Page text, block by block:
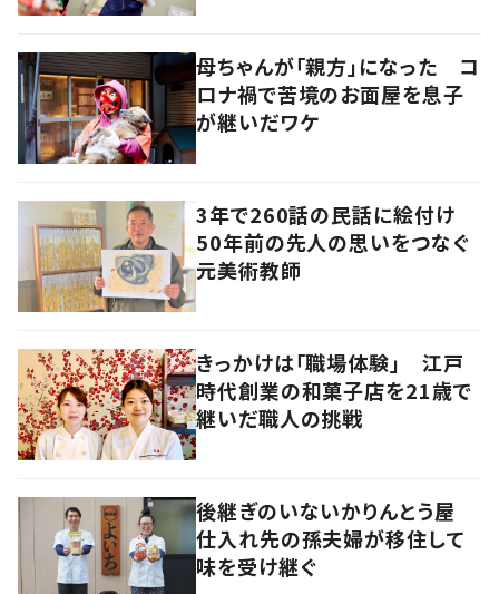
母ちゃんが「親方」になった コ
ロナ禍で苦境のお面屋を息子
が継いだワケ
3年で260話の民話に絵付け
50年前の先人の思いをつなぐ
元美術教師
きっかけは「職場体験」 江戸
時代創業の和菓子店を21歳で
継いだ職人の挑戦
後継ぎのいないかりんとう屋
仕入れ先の孫夫婦が移住して
味を受け継ぐ